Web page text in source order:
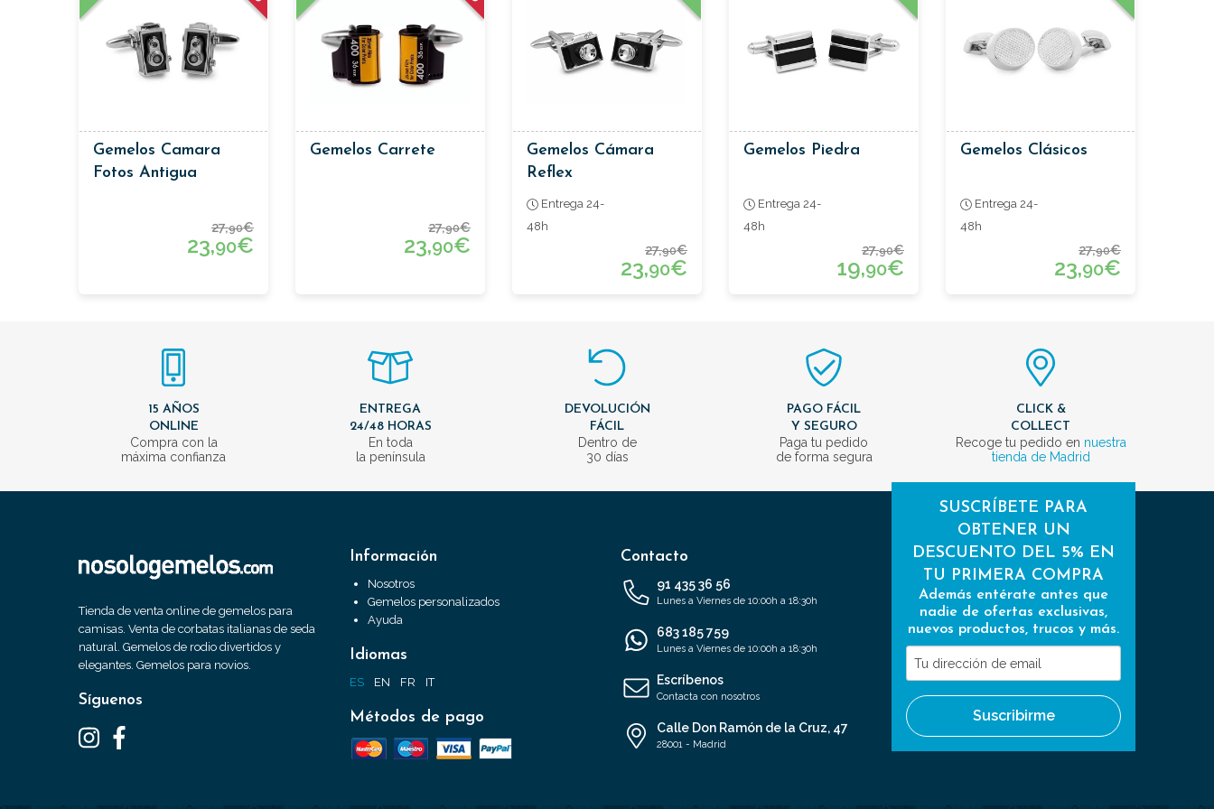
Gemelos Camara
Fotos Antigua
27,90€
23,90€
Gemelos Carrete
27,90€
23,90€
Gemelos Cámara
Reflex
Entrega 24-
48h
27,90€
23,90€
Gemelos Piedra
Entrega 24-
48h
27,90€
19,90€
Gemelos Clásicos
Entrega 24-
48h
27,90€
23,90€
15 AÑOS
ONLINE
Compra con la
máxima confianza
ENTREGA
24/48 HORAS
En toda
la península
DEVOLUCIÓN
FÁCIL
Dentro de
30 días
PAGO FÁCIL
Y SEGURO
Paga tu pedido
de forma segura
CLICK &
COLLECT
Recoge tu pedido en nuestra
tienda de Madrid
Tienda de venta online de gemelos para
camisas. Venta de corbatas italianas de seda
natural. Gemelos de rodio divertidos y
elegantes. Gemelos para novios.
Síguenos
Información
Nosotros
Gemelos personalizados
Ayuda
Idiomas
ES EN FR IT
Métodos de pago
Contacto
91 435 36 56
Lunes a Viernes de 10:00h a 18:30h
683 185 759
Lunes a Viernes de 10:00h a 18:30h
Escríbenos
Contacta con nosotros
Calle Don Ramón de la Cruz, 47
28001 - Madrid
SUSCRÍBETE PARA
OBTENER UN
DESCUENTO DEL 5% EN
TU PRIMERA COMPRA
Además entérate antes que
nadie de ofertas exclusivas,
nuevos productos, trucos y más.
Tu
dirección
de
email
Suscribirme